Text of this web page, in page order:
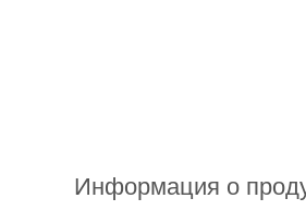
Информация о